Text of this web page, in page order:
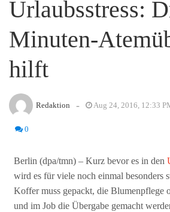
Urlaubsstress:
Minuten-
hilft
Redaktion - Aug 24, 2016, 12:33
0
Berlin (dpa/tmn) – Kurz bevor es in den
wird es für viele noch einmal besonders
Koffer muss gepackt, die Blumenpflege
und im Job die Übergabe gemacht